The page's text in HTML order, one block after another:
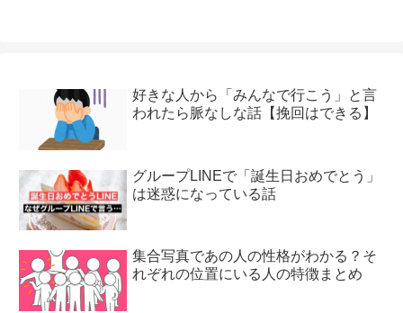
好きな人から「みんなで行こう」と言
われたら脈なしな話【挽回はできる】
グループLINEで「誕生日おめでとう」
は迷惑になっている話
集合写真であの人の性格がわかる？そ
れぞれの位置にいる人の特徴まとめ